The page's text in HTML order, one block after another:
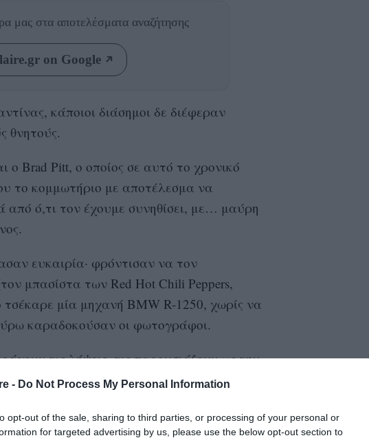
- Do Not Process My Personal Information
opt-out of the sale, sharing to third parties, or processing of your personal or
for targeted advertising by us, please use the below opt-out section to
μας στα αποτελέσματα αναζήτησης
on Google
κάποιοι διάσημοι δε διέφεραν
θνητούς.
ο Brad Pitt, ο οποίος σε αυτό το χρονικό
το κομμωτήριο με αποτέλεσμα να
ό,τι τον έχουμε συνηθίσει, με… μαύρη
ευκαιρία· φρόντισαν να τον
μπασίστα των Red Hot Chili Peppers,
τσέκαρε μία μηχανή BMW R-1250, χωρίς να
καραδοκούσαν οι φωτογράφοι.
τις λήψεις, τις παρουσιάζουν ως την
πέρα από το ότι όντως δε φαίνεται στα
ότι ασπαζόμαστε αυτήν την άποψη…